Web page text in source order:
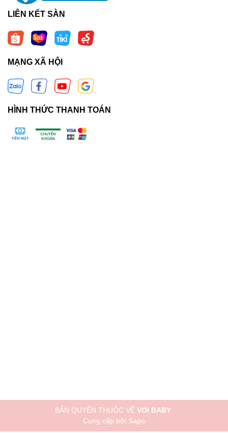
LIÊN KẾT SÀN
MẠNG XÃ HỘI
HÌNH THỨC THANH TOÁN
BẢN QUYỀN THUỘC VỀ VOI BABY.
Cung cấp bởi Sapo